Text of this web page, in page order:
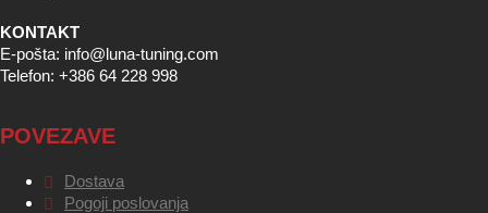
KONTAKT
E-pošta: info@luna-tuning.com
Telefon: +386 64 228 998
POVEZAVE
Dostava
Pogoji poslovanja